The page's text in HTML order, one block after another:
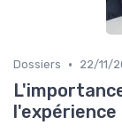
Dossiers • 22/11/